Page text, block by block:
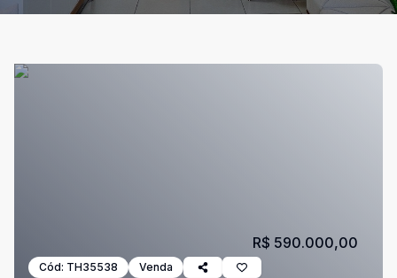
Cód: TH35538 Venda
R$ 590.000,00